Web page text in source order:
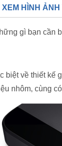
XEM HÌNH
gì bạn cần
biệt về thiết kế
nhôm, cùng